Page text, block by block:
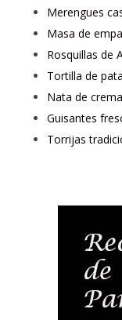
Merengues
Masa de
Rosquillas de
Tortilla de
Nata de
Guisantes
Torrijas